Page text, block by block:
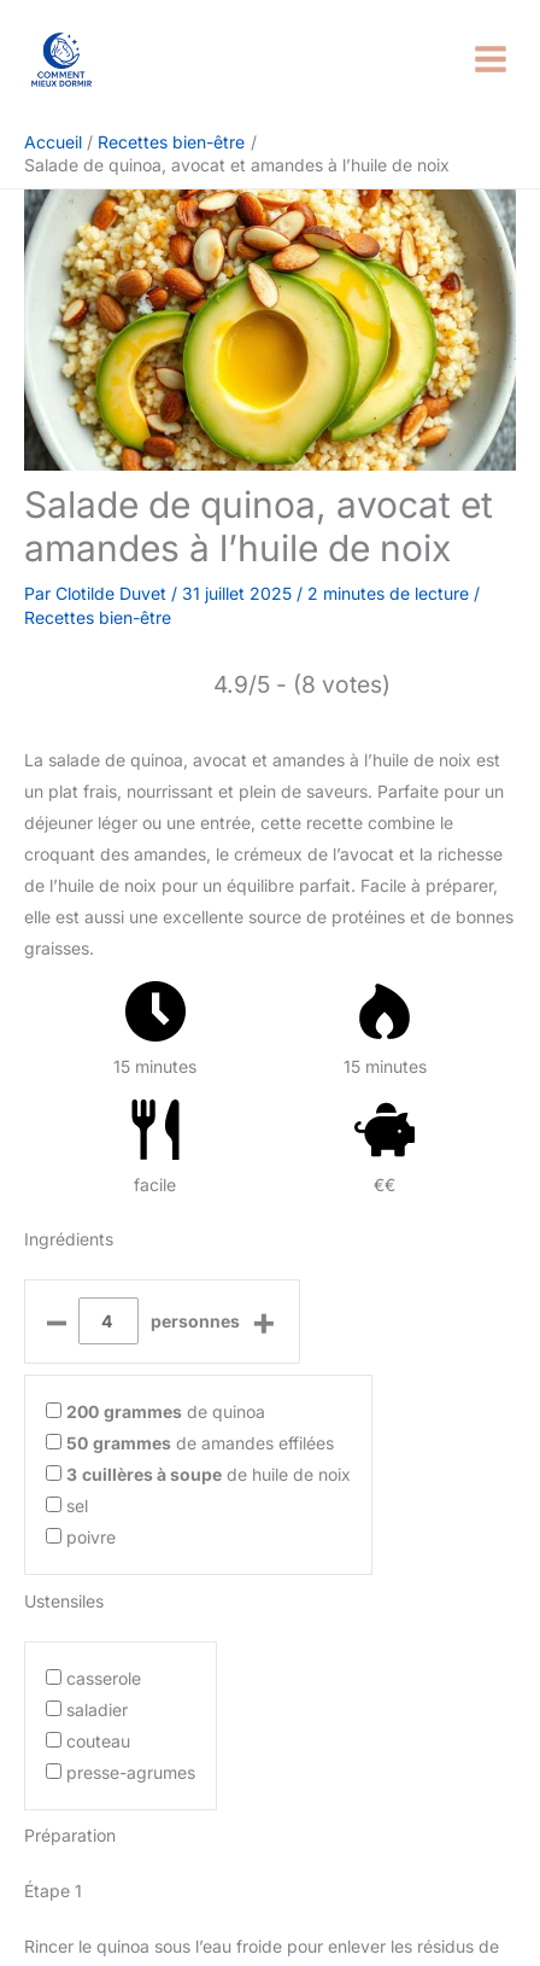
contenu
Accueil
Recettes bien-être
Salade de quinoa, avocat et amandes à l’huile de noix
Salade de quinoa, avocat et
amandes à l’huile de noix
Par Clotilde Duvet / 31 juillet 2025 / 2 minutes de lecture /
Recettes bien-être
4.9/5 - (8 votes)
La salade de quinoa, avocat et amandes à l’huile de noix est
un plat frais, nourrissant et plein de saveurs. Parfaite pour un
déjeuner léger ou une entrée, cette recette combine le
croquant des amandes, le crémeux de l’avocat et la richesse
de l’huile de noix pour un équilibre parfait. Facile à préparer,
elle est aussi une excellente source de protéines et de bonnes
graisses.
15 minutes 15 minutes
facile €€
Ingrédients
– personnes +
200 grammes de quinoa
50 grammes de amandes effilées
3 cuillères à soupe de huile de noix
sel
poivre
Ustensiles
casserole
saladier
couteau
presse-agrumes
Préparation
Étape 1
Rincer le quinoa sous l’eau froide pour enlever les résidus de